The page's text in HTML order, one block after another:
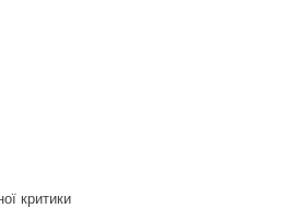
критики